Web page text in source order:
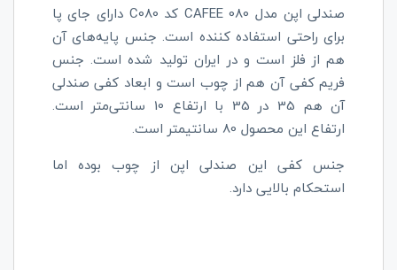
صندلی اپن مدلCAFEE 080 کد C080دارای جای پا
برای راحتی استفاده کننده است. جنس پایه‌های آن
هم از فلز است و در ایران تولید شده است. جنس
فریم کفی آن هم از چوب است و ابعاد کفی صندلی
آن هم 35 در 35 با ارتفاع 10 سانتی‌متر است.
ارتفاع این محصول 80 سانتیمتر است.
جنس کفی این صندلی اپن از چوب بوده اما
استحکام بالایی دارد.